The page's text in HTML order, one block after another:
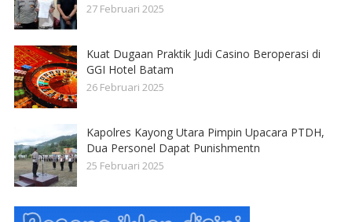
27 Februari 2025
Kuat Dugaan Praktik Judi Casino Beroperasi di
GGI Hotel Batam
26 Februari 2025
Kapolres Kayong Utara Pimpin Upacara PTDH,
Dua Personel Dapat Punishmentn
25 Februari 2025